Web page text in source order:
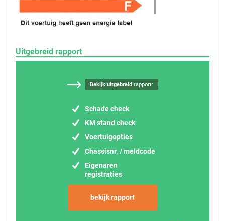
Uitgebreid rapport
Bekijk uitgebreidrapport:
Schade check
KM stand check
Voertuigopties
Chassisnr. / meldcode
Eigenaren
registraties
bekijk rapport